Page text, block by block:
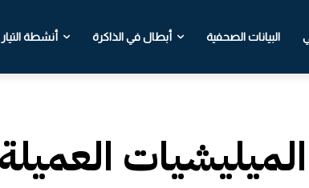
البيانات الصحفية أبطال في الذاكرة أنشطة التيار
الميليشيات العميلة